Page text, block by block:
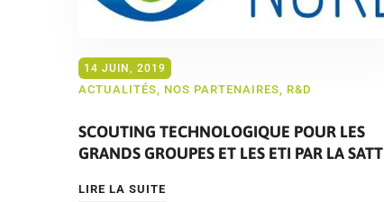
14 JUIN, 2019
ACTUALITÉS NOS PARTENAIRES R&D
SCOUTING TECHNOLOGIQUE POUR LES
GRANDS GROUPES ET LES ETI PAR LA SATT
LIRE LA SUITE